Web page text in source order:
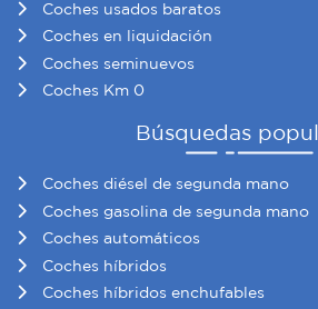
información sobre el uso que haga
nuestros partners de redes sociales,
web, quienes pueden combinarla con
que les haya proporcionado o que
partir del uso que haya hecho de sus
Coches usados baratos
Coches en liquidación
Coches seminuevos
Coches Km 0
Búsquedas
Coches diésel de segunda mano
Coches gasolina de segunda mano
Coches automáticos
Coches híbridos
Coches híbridos enchufables